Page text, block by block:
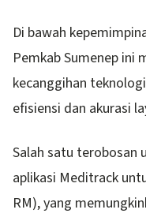
Di bawah
Pemkab Sumenep ini
kecanggihan
efisiensi dan akurasi
Salah satu terobosan
aplikasi Meditrack
RM), yang